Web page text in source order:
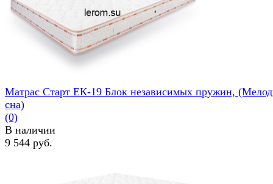
избранное сравнить
Матрас Старт ЕК-19 Блок независимых пружин,
сна)
(0)
В наличии
9 544 руб.